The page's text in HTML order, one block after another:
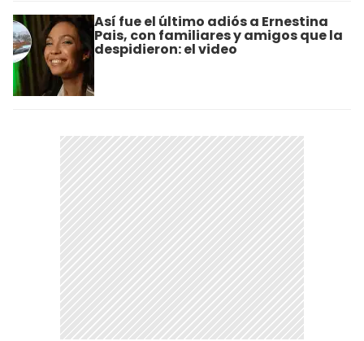
Así fue el último adiós a Ernestina
Pais, con familiares y amigos que la
despidieron: el video